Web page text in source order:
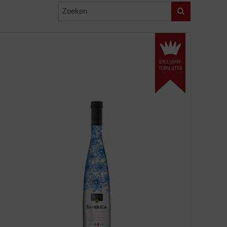
Zoeken
EXCLUSIEF
TOPSLIJTER